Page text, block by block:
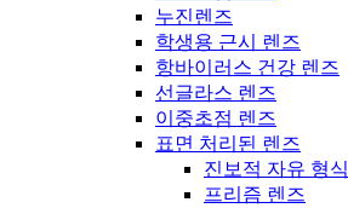
누진렌즈
학생용 근시 렌즈
항바이러스 건강 렌즈
선글라스 렌즈
이중초점 렌즈
표면 처리된 렌즈
진보적 자유 형식
프리즘 렌즈